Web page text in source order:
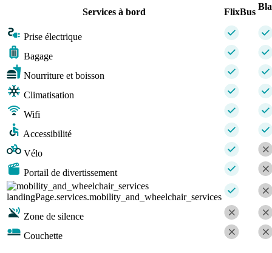
Services à bord
FlixBus
Prise électrique
Bagage
Nourriture et boisson
Climatisation
Wifi
Accessibilité
Vélo
Portail de divertissement
landingPage.services.mobility_and_wheelchair_services
Zone de silence
Couchette